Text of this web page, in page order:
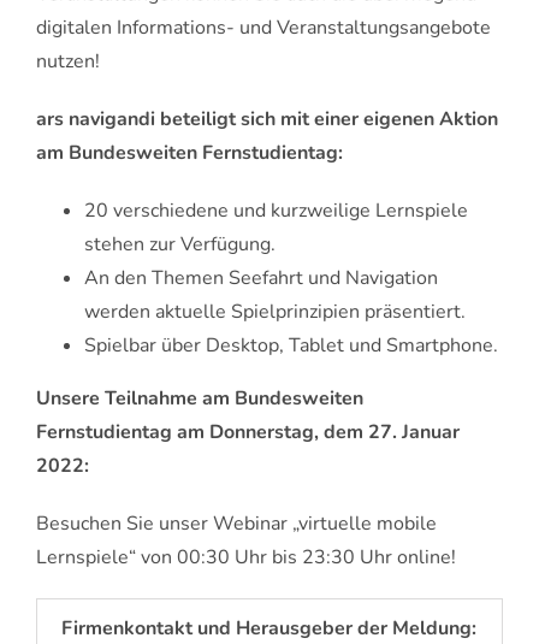
digitalen Informations- und Veranstaltungsangebote
nutzen!
ars navigandi beteiligt sich mit einer eigenen Aktion
am Bundesweiten Fernstudientag:
20 verschiedene und kurzweilige Lernspiele
stehen zur Verfügung.
An den Themen Seefahrt und Navigation
werden aktuelle Spielprinzipien präsentiert.
Spielbar über Desktop, Tablet und Smartphone.
Unsere Teilnahme am Bundesweiten
Fernstudientag am Donnerstag, dem 27. Januar
2022:
Besuchen Sie unser Webinar „virtuelle mobile
Lernspiele“ von 00:30 Uhr bis 23:30 Uhr online!
Firmenkontakt und Herausgeber der Meldung: